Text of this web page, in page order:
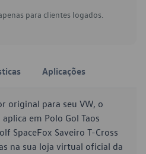
para clientes logados.
Aplicações
original para seu VW, o
em Polo Gol Taos
SpaceFox Saveiro T-Cross
na sua loja virtual oficial da